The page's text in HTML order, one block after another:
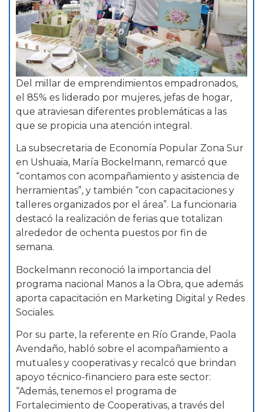
Del millar de emprendimientos empadronados,
el 85% es liderado por mujeres, jefas de hogar,
que atraviesan diferentes problemáticas a las
que se propicia una atención integral.
La subsecretaria de Economía Popular Zona Sur
en Ushuaia, María Bockelmann, remarcó que
“contamos con acompañamiento y asistencia de
herramientas”, y también “con capacitaciones y
talleres organizados por el área”. La funcionaria
destacó la realización de ferias que totalizan
alrededor de ochenta puestos por fin de
semana.
Bockelmann reconoció la importancia del
programa nacional Manos a la Obra, que además
aporta capacitación en Marketing Digital y Redes
Sociales.
Por su parte, la referente en Río Grande, Paola
Avendaño, habló sobre el acompañamiento a
mutuales y cooperativas y recalcó que brindan
apoyo técnico-financiero para este sector:
“Además, tenemos el programa de
Fortalecimiento de Cooperativas, a través del